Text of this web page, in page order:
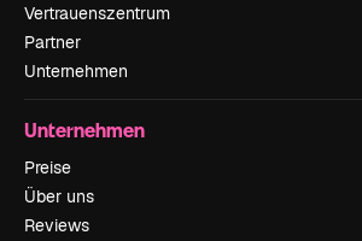
Vertrauenszentrum
Partner
Unternehmen
Unternehmen
Preise
Über uns
Reviews